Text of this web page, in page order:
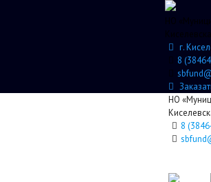
НО
Киселевска»
г.
8
НО
8